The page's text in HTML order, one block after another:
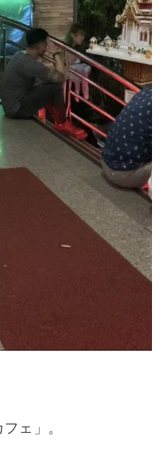
ェ」。